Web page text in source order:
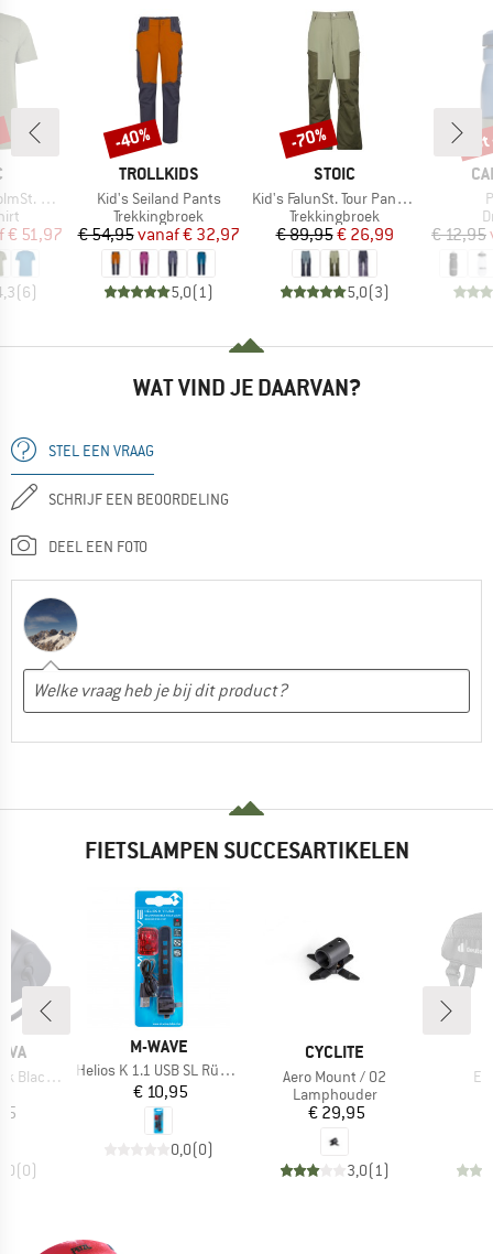
II
prijs
€ 51,97
(6)
MERK
TROLLKIDS
Artikel
Kid's Seiland Pants
Productgroep
Trekkingbroek
Prijs
€ 54,95 Verlaagde prijs
vanaf€ 32,97
5,0(1 )
Korting
-40%
MERK
STOIC
Artikel
Kid's FalunSt. Tour Pants Light
Productgroep
Trekkingbroek
Prijs
€ 89,95Verlaagde prijs
€ 26,99
5,0(3)
Korting
-70%
€ 12,95
WAT VIND JE DAARVAN?
STEL EEN VRAAG
SCHRIJF EEN BEOORDELING
DEEL EEN FOTO
FIETSLAMPEN SUCCESARTIKELEN
Edition
(0)
MERK
M-WAVE
Artikel
Helios K 1.1 USB SL Rücklicht
Prijs
€ 10,95
0,0(0)
MERK
CYCLITE
Artikel
Aero Mount / 02
Productgroep
Lamphouder
Prijs
€ 29,95
3,0(1)